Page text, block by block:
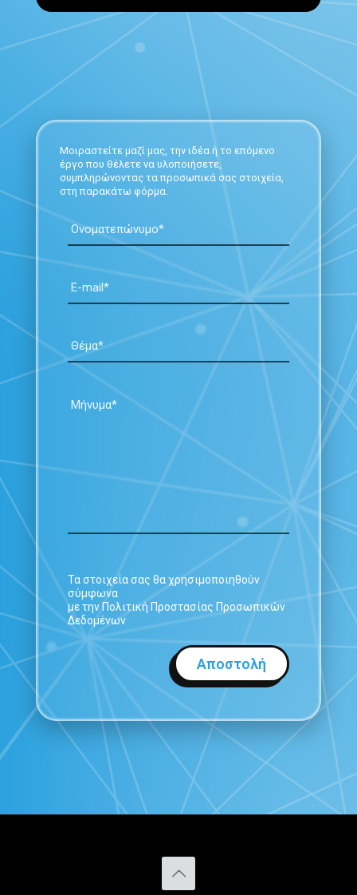
Μοιραστείτε μαζί μας, την ιδέα ή το επόμενο
έργο που θέλετε να υλοποιήσετε,
συμπληρώνοντας τα προσωπικά σας στοιχεία,
στη παρακάτω φόρμα.
Τα στοιχεία σας θα χρησιμοποιηθούν
σύμφωνα
με την Πολιτική Προστασίας Προσωπικών
Δεδομένων